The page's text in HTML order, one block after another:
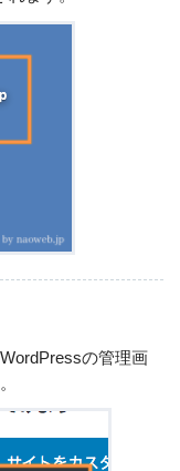
の管理画